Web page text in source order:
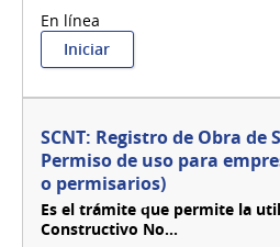
Iniciar:
SCNT:
uso
de
SCNT
con
DAT
para
SCNT: Registro de Obra de
Permiso de uso para
o permisarios)
Es el trámite que permite la
Constructivo No...